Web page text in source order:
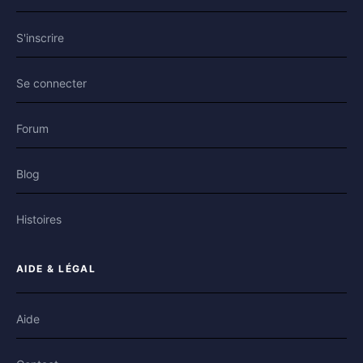
S'inscrire
Se connecter
Forum
Blog
Histoires
AIDE & LÉGAL
Aide